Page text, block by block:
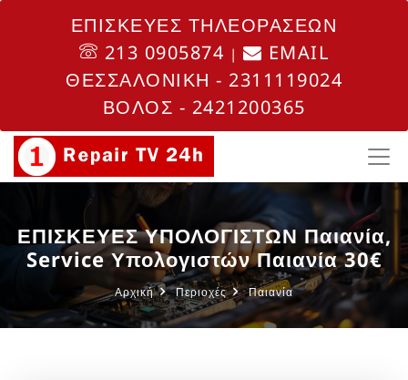
ΕΠΙΣΚΕΥΕΣ ΤΗΛΕΟΡΑΣΕΩΝ
213 0905874 |
EMAIL
ΘΕΣΣΑΛΟΝΙΚΗ - 2311119024
ΒΟΛΟΣ - 2421200365
ΕΠΙΣΚΕΥΕΣ ΥΠΟΛΟΓΙΣΤΩΝ Παιανία,
Service Υπολογιστών Παιανία 30€
Αρχική Περιοχές Παιανία